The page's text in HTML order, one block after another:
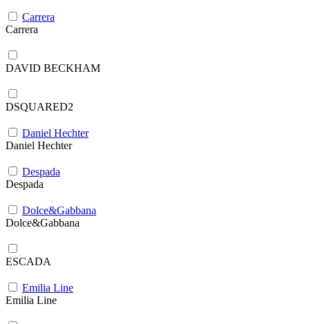
Carrera
Carrera
DAVID BECKHAM
DSQUARED2
Daniel Hechter
Daniel Hechter
Despada
Despada
Dolce&Gabbana
Dolce&Gabbana
ESCADA
Emilia Line
Emilia Line